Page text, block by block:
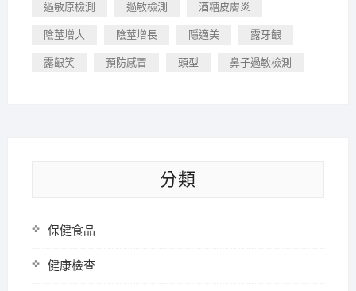
過敏原檢測 過敏檢測 酒糟皮膚炎
陰莖增大 陰莖增長 隱適美 露牙齦
露齦笑 預防感冒 頭型 鼻子過敏檢測
分類
保健食品
健康檢查